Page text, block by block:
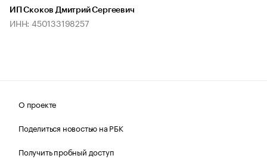
ИП Скоков Дмитрий Сергеевич
ИНН: 450133198257
О проекте
Поделиться новостью на РБК
Получить пробный доступ